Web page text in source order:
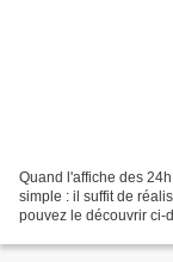
Quand l'affiche des
simple : il suffit de
pouvez le découvrir ci-